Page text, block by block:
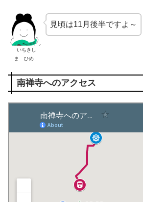
いちきし
ま ひめ
見頃は11月後半ですよ～
南禅寺へのアクセス